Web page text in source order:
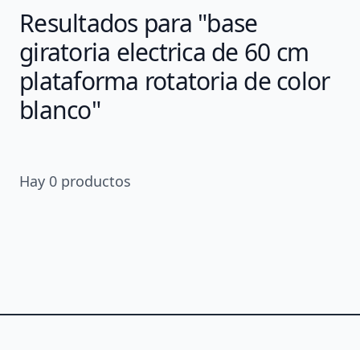
Resultados para "base
giratoria electrica de 60 cm
plataforma rotatoria de color
blanco"
Hay 0 productos